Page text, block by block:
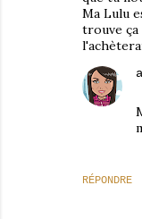
Ma Lulu
trouve ça
RÉPONDRE